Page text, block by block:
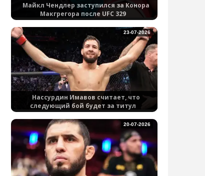
Майкл Чендлер заступился за Конора
Макгрегора после UFC 329
Нассурдин Имавов считает, что
следующий бой будет за титул
23-07-2026
20-07-2026